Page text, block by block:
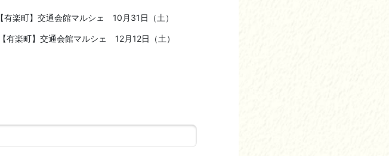
【有楽町】交通会館マルシェ 10月31日（土）
【有楽町】交通会館マルシェ 12月12日（土）